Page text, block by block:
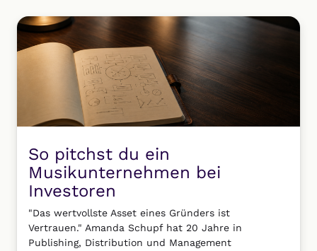
So pitchst du ein
Musikunternehmen bei
Investoren
"Das wertvollste Asset eines Gründers ist
Vertrauen." Amanda Schupf hat 20 Jahre in
Publishing, Distribution und Management